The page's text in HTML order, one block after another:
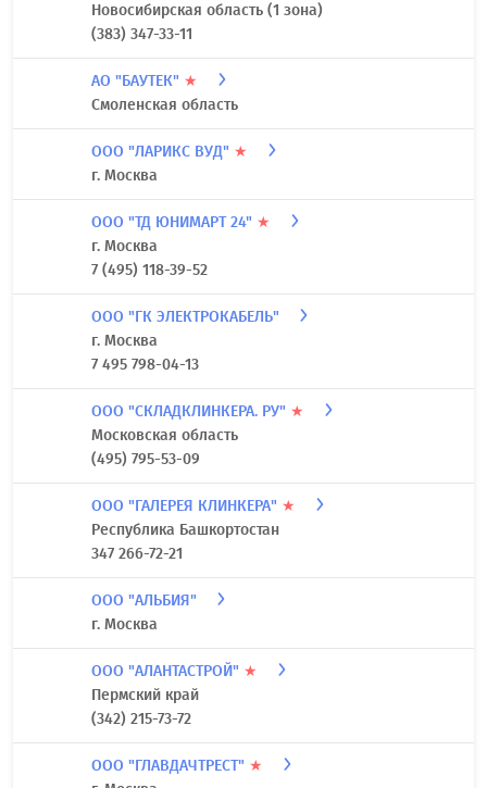
Новосибирская область (1 зона)
(383) 347-33-11
АО "БАУТЕК" ★
Смоленская область
ООО "ЛАРИКС ВУД" ★
г. Москва
ООО "ТД ЮНИМАРТ 24" ★
г. Москва
7 (495) 118-39-52
ООО "ГК ЭЛЕКТРОКАБЕЛЬ"
г. Москва
7 495 798-04-13
ООО "СКЛАДКЛИНКЕРА. РУ" ★
Московская область
(495) 795-53-09
ООО "ГАЛЕРЕЯ КЛИНКЕРА" ★
Республика Башкортостан
347 266-72-21
ООО "АЛЬБИЯ"
г. Москва
ООО "АЛАНТАСТРОЙ" ★
Пермский край
(342) 215-73-72
ООО "ГЛАВДАЧТРЕСТ" ★